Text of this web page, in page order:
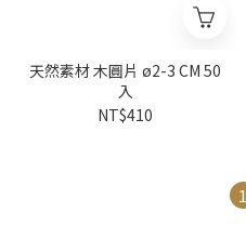
天然素材 木圓片 ø2-3 CM 50
入
NT$410
1